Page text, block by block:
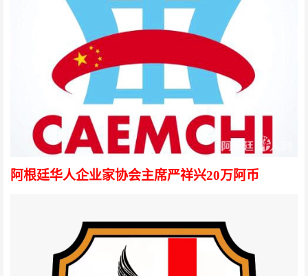
阿根廷华人企业家协会主席严祥兴20万阿币